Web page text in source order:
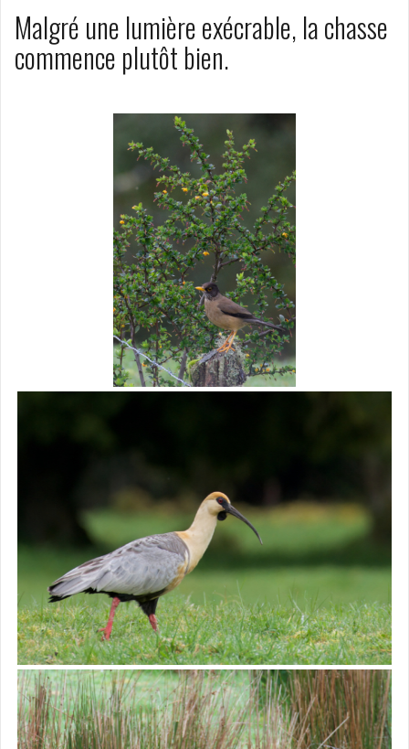
Malgré une lumière exécrable, la chasse
commence plutôt bien.